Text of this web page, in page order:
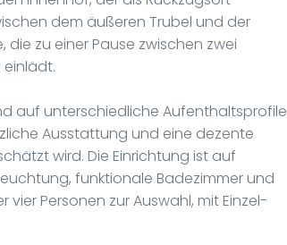
dem äußeren Trubel und der
zu einer Pause zwischen zwei
auf unterschiedliche Aufenthaltsprofile
Ausstattung und eine dezente
wird. Die Einrichtung ist auf
funktionale Badezimmer und
vier Personen zur Auswahl, mit Einzel-